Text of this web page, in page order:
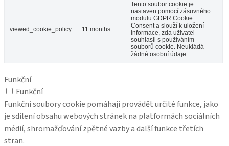
viewed_cookie_policy 11 months
Tento soubor cookie je
nastaven pomocí zásuvného
modulu GDPR Cookie
Consent a slouží k uložení
informace, zda uživatel
souhlasil s používáním
souborů cookie. Neukládá
žádné osobní údaje.
Funkční
Funkční
Funkční soubory cookie pomáhají provádět určité funkce, jako
je sdílení obsahu webových stránek na platformách sociálních
médií, shromažďování zpětné vazby a další funkce třetích
stran.